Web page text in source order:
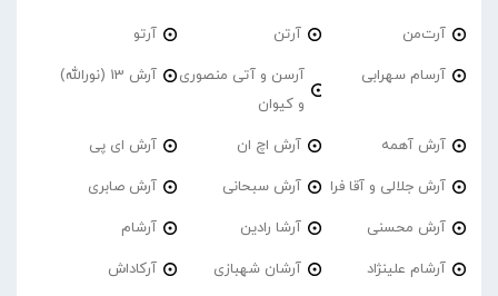
آرت‌من آرتن آرتو
آرسام سهرابی
آرسن و آتی منصوری
و کیوان
آرش 13 (نورالله)
آرش آهمه آرش اچ ان آرش ای پی
آرش جلالی و آقا فرا آرش سبحانی آرش صابری
آرش محسنی آرشا رادین آرشام
آرشام علینژاد آرشان شهبازی آرکاداش